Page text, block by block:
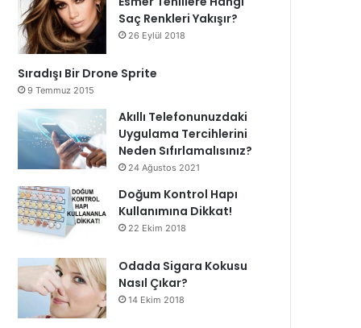
Saç Renkleri Yakışır?
26 Eylül 2018
Sıradışı Bir Drone Sprite
9 Temmuz 2015
Akıllı Telefonunuzdaki
Uygulama Tercihlerini
Neden Sıfırlamalısınız?
24 Ağustos 2021
Doğum Kontrol Hapı
Kullanımına Dikkat!
22 Ekim 2018
Odada Sigara Kokusu
Nasıl Çıkar?
14 Ekim 2018